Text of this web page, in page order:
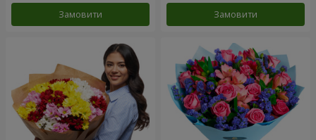
Замовити Замовити